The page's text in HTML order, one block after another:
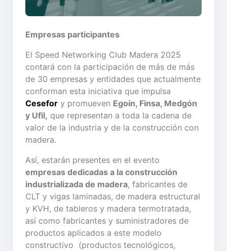
Empresas participantes
El Speed Networking Club Madera 2025
contará con la participación de más de más
de 30 empresas y entidades que actualmente
conforman esta iniciativa que impulsa
Cesefor y promueven Egoín, Finsa, Medgón
y Ufil, que representan a toda la cadena de
valor de la industria y de la construcción con
madera.
Así, estarán presentes en el evento
empresas dedicadas a la construcción
industrializada de madera, fabricantes de
CLT y vigas laminadas, de madera estructural
y KVH, de tableros y madera termotratada,
así como fabricantes y suministradores de
productos aplicados a este modelo
constructivo (productos tecnológicos,